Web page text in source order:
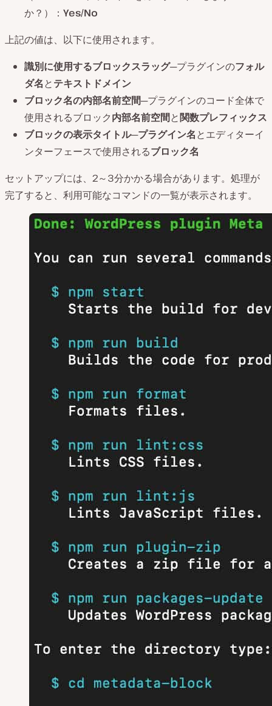
か？）： Yes/No
上記の値は、以下に使用されます。
識別に使用するブロックスラッグ─プラグインのフォル
ダ名とテキストドメイン
ブロック名の内部名前空間─プラグインのコード全体で
使用されるブロック内部名前空間と関数プレフィックス
ブロックの表示タイトル─プラグイン名とエディターイ
ンターフェースで使用されるブロック名
セットアップには、2～3分かかる場合があります。処理が
完了すると、利用可能なコマンドの一覧が表示されます。